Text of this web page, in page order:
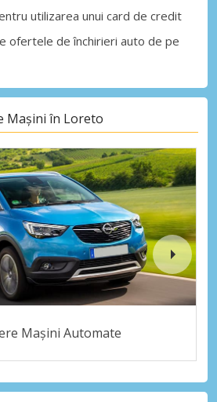
utilizarea unui card de credit
ofertele de închirieri auto de pe
Mașini în Loreto
Mașini Automate